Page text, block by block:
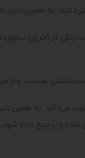
به همین دلیل
رنگی در آخرین
هستند و از
به همین دلیل
شده و ترجیح داده شود.